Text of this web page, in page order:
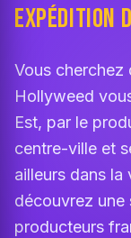
EXPÉDITION
Vous cherchez
Hollyweed
Est, par le
centre-ville et
ailleurs dans la
découvrez une
producteurs